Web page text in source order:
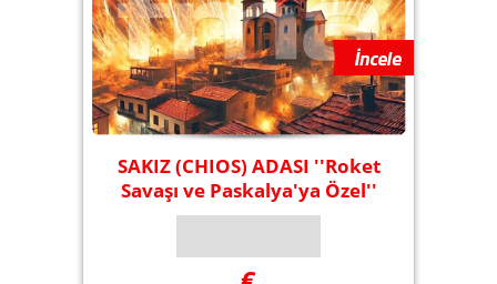
SAKIZ (CHIOS) ADASI ''Roket
Savaşı ve Paskalya'ya Özel''